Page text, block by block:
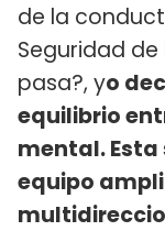
de la
Seguridad de
pasa?, yo
equilibrio
mental.
equipo